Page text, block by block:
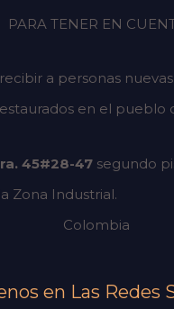
PARA TENER EN
a personas
en el pueblo
45#28-47 segundo
Zona
Colombia
en Las Redes